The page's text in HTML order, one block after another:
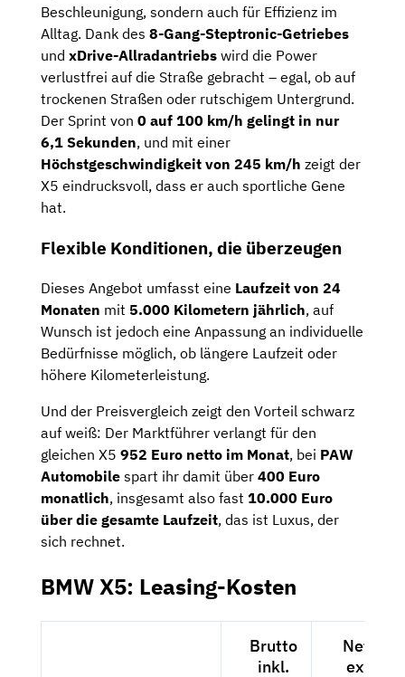
Beschleunigung, sondern auch für Effizienz im
Alltag. Dank des 8-Gang-Steptronic-Getriebes
und xDrive-Allradantriebs wird die Power
verlustfrei auf die Straße gebracht – egal, ob auf
trockenen Straßen oder rutschigem Untergrund.
Der Sprint von 0 auf 100 km/h gelingt in nur
6,1 Sekunden, und mit einer
Höchstgeschwindigkeit von 245 km/h zeigt der
X5 eindrucksvoll, dass er auch sportliche Gene
hat.
Flexible Konditionen, die überzeugen
Dieses Angebot umfasst eine Laufzeit von 24
Monaten mit 5.000 Kilometern jährlich, auf
Wunsch ist jedoch eine Anpassung an individuelle
Bedürfnisse möglich, ob längere Laufzeit oder
höhere Kilometerleistung.
Und der Preisvergleich zeigt den Vorteil schwarz
auf weiß: Der Marktführer verlangt für den
gleichen X5 952 Euro netto im Monat, bei PAW
Automobile spart ihr damit über 400 Euro
monatlich, insgesamt also fast 10.000 Euro
über die gesamte Laufzeit, das ist Luxus, der
sich rechnet.
BMW X5: Leasing-Kosten
Brutto
inkl.
Netto
exkl.